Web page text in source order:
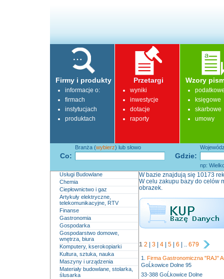
Firmy i produkty
informacje o:
firmach
instytucjach
produktach
Przetargi
wyniki
inwestycje
dotacje
raporty
Wzory
księgowe
skarbowe
umowy
Co: Gdzie:
Branża (wybierz) lub słowo
np:
Usługi Budowlane
Chemia
Ciepłownictwo i gaz
Artykuły elektryczne,
telekomunikacyjne, RTV
Finanse
Gastronomia
Gospodarka
Gospodarstwo domowe,
wnętrza, biura
Komputery, kserokopiarki
Kultura, sztuka, nauka
Maszyny i urządzenia
Materiały budowlane, stolarka,
ślusarka
W bazie znajdują się 10173
W celu zakupu bazy do celów
obrazek.
1 2 | 3 | 4 | 5 | 6 | .. 679
1. Firma Gastronomiczna "RAJ"
GoĹkowice Dolne 95
33-388 GoĹkowice Dolne